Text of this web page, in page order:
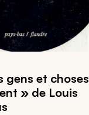
gens et choses
» de Louis